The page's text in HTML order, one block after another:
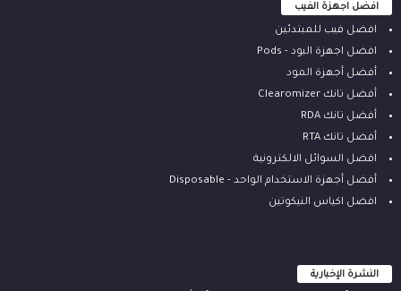
افضل اجهزة الفيب
افضل فيب للمبتدئين
افضل اجهزة البود - Pods
أفضل أجهزة المود
أفضل تانك Clearomizer
أفضل تانك RDA
أفضل تانك RTA
افضل السوائل الالكترونية
أفضل أجهزة الاستخدام الواحد - Disposable
افضل اكياس النيكوتين
النشرة الإخبارية